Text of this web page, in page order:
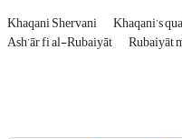
Khaqani Shervani Khaqani’s
Ash’ār fi al-Rubaiyāt Rubaiyāt